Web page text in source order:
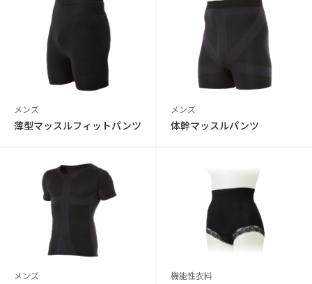
メンズ
薄型マッスルフィットパンツ
メンズ
体幹マッスルパンツ
メンズ 機能性衣料